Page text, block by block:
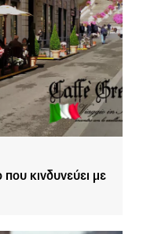
κινδυνεύει με